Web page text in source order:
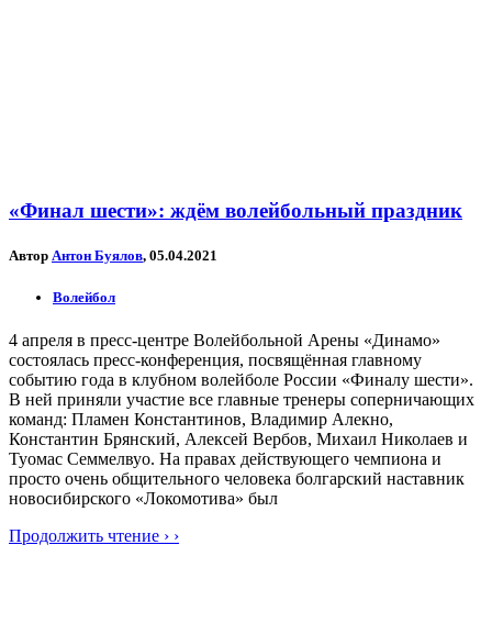
«Финал шести»: ждём волейбольный праздник
Автор Антон Буялов, 05.04.2021
Волейбол
4 апреля в пресс-центре Волейбольной Арены «Динамо»
состоялась пресс-конференция, посвящённая главному
событию года в клубном волейболе России «Финалу шести».
В ней приняли участие все главные тренеры соперничающих
команд: Пламен Константинов, Владимир Алекно,
Константин Брянский, Алексей Вербов, Михаил Николаев и
Туомас Семмелвуо. На правах действующего чемпиона и
просто очень общительного человека болгарский наставник
новосибирского «Локомотива» был
Продолжить чтение › ›